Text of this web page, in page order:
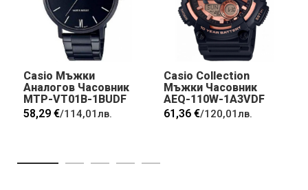
Casio Мъжки
Аналогов Часовник
MTP-VT01B-1BUDF
58,29 €/114,01лв.
Casio Collection
Мъжки Часовник
AEQ-110W-1A3VDF
61,36 €/120,01лв.